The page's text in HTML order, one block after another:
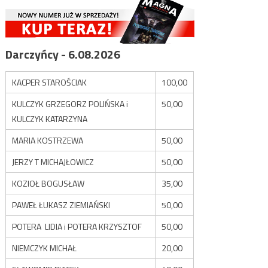
Darczyńcy - 6.08.2026
KACPER STAROŚCIAK
100,00
KULCZYK GRZEGORZ POLIŃSKA i
KULCZYK KATARZYNA
50,00
MARIA KOSTRZEWA
50,00
JERZY T MICHAJŁOWICZ
50,00
KOZIOŁ BOGUSŁAW
35,00
PAWEŁ ŁUKASZ ZIEMIAŃSKI
50,00
POTERA LIDIA i POTERA KRZYSZTOF
50,00
NIEMCZYK MICHAŁ
20,00